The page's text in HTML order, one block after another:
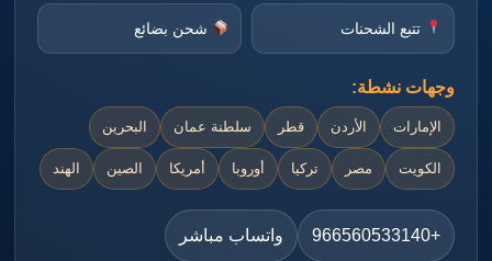
تتبع الشحنات شحن بضائع
وجهات نشطة:
الإمارات الأردن قطر سلطنة عمان البحرين
الكويت مصر تركيا أوروبا أمريكا الصين الهند
+966560533140 واتساب مباشر